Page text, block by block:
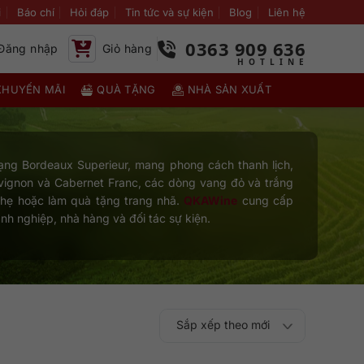
Báo chí Hỏi đáp Tin tức và sự kiện Blog Liên hệ
nhập Giỏ hàng 0363 909 636
MÃI QUÀ TẶNG NHÀ SẢN XUẤT
Bordeaux Superieur, mang phong cách thanh lịch,
và Cabernet Franc, các dòng vang đỏ và trắng
hoặc làm quà tặng trang nhã. QKAWine cung cấp
nghiệp, nhà hàng và đối tác sự kiện.
Sắp xếp theo
Sắp xếp theo mới